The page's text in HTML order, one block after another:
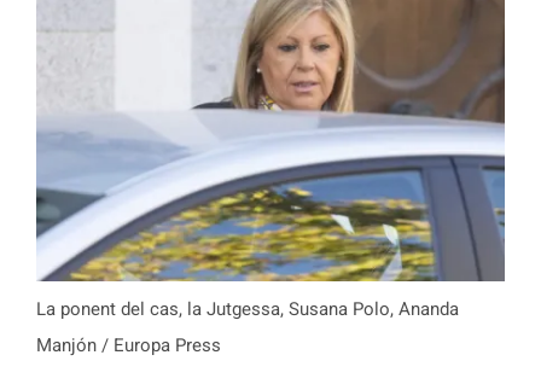
La ponent del cas, la Jutgessa, Susana Polo, Ananda
Manjón / Europa Press